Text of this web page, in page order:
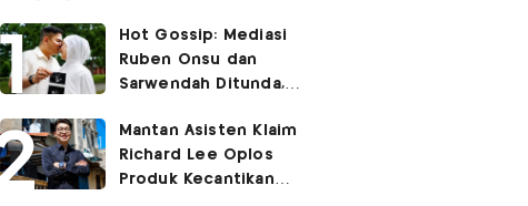
Hot Gossip: Mediasi
Ruben Onsu dan
Sarwendah Ditunda,
Ketiga
Mantan Asisten Klaim
Richard Lee Oplos
Produk Kecantikan